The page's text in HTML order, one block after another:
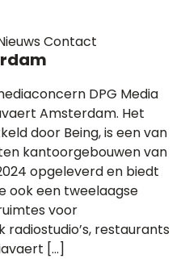
Contact
DPG Media
Amsterdam. Het
door Being, is een van
kantoorgebouwen van
opgeleverd en biedt
ook een tweelaagse
voor
restaurants
[…]